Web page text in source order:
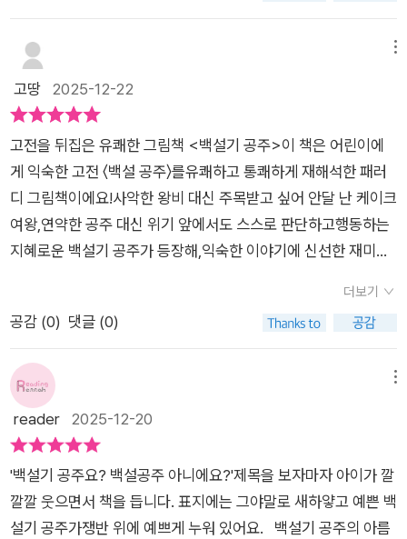
사라진 나라에서 백성들은 기뻐하고, 입성한 공주는 이웃나라들
(떡 나라, 과자 나라 등)과 함께 더 멋진 디저트 나라를 만들어 보
자고 제안하며 이 새로운 이야기는 끝을 맺는다.다 읽은 소감은,
부담없이 가벼운 패러디라는 것이다. 주제의식을 무겁게 부각시
키기 보다는 경쾌한 느낌을 선택한 것 같다. 디저트 나라라는 배
경도 그런 느낌이다. 그림이나 색감도 아이들이 좋아할 것 같다.
부모나 형제, 또는 친구와 함께 그림을 구석구석 보면서 읽으면
마치 커다란 알사탕처럼 흡족한 즐거움을 주는 책이 될 것 같다.
먹고 싶은 것이 자꾸 생기는 단점은 좀 있겠지만....^^근데 난 디
백설기. 그와 더불어 공주가 변신한 바로 그 ○○○떡. 제일 싫어
한다.ㅋㅋㅋ 하지만 떡으로 만들 수 있는 최상의 캐릭터였다고 생
각한다.^^
인물들이 어려움을 헤쳐 나간다. 공주가 나오는 옛날 동화들은 왕
자가 괴물을 물리치고 공주를 구하며 마지막엔 ‘둘은 오랫동안 행
복하게 살았습니다’라고 끝난다. 하지만 우리는 안다. 요즘 공주
는 옛날 공주와 삶의 방식으로 행복하게 살 수 없다는 것을! 그리
라 결국 녹을 수밖에 없는 것이다. 백설기 공주는 케이크 여왕이
준 체리 때문에 얼굴이 붉게 얼룩져도, 슬픔에 빠져 포기하지 않
는다. 오히려 “얼굴이 중요한 게 아니야!”라고 소리친다. 이 얼마
나 단단한 내면의 힘인지, 절로 감탄사가 나온다. 욕심쟁이 케이
크 여왕이 사라진 나라의 백성들은 기뻐하고, 백설기 공주는 이웃
의 떡 나라, 과자 나라와 함께 더 멋진 나라를 만들어 보자고 이야
기한다. 사람은 누구나 다른 사람들에게 비치는 자기 모습이 궁
의 인상, 분위기, 카리스마 등이 다 포함될 것이다. 내가 ‘나’에 생
각하는 모습과 다른 사람이 ‘나’를 생각하는 모습이 같을 수 있을
까? 안타까운 것 내가 생각하는 ‘나’보다 다른 사람이 생각하는
‘나’를 더 많이 신경 쓰고 살아간다는 것이다. 그것도 비교까지 하
면서! 인간은 사회적 동물이라 다른 사람을 의식하지 않을 수 없
다. 그래도 다른 사람과 비교하지 않고 자신을 인정하며 자기 생
각을 펼치며 당당하게 사는 사람은 정말 멋있는 사람인 것이다.
고땅 2025-12-22
고전을 뒤집은 유쾌한 그림책 <백설기 공주>이 책은 어린이에
게 익숙한 고전 〈백설 공주〉를유쾌하고 통쾌하게 재해석한 패러
디 그림책이에요!사악한 왕비 대신 주목받고 싶어 안달 난 케이크
여왕,연약한 공주 대신 위기 앞에서도 스스로 판단하고행동하는
지혜로운 백설기 공주가 등장해,익숙한 이야기에 신선한 재미를
터들은 아이들의 시선을단번에 사로잡고요!이야기 전반에 유머
와 상상력이 가득해요.특히 백설기 공주는 시기와 질투,위협 속에
스로를 지켜 나가는데요!겉모습보다 중요한 가치와 내면의 힘을
자연스럽게 배울 수 있답니다.이 책은 단순히 재미있는 이야기에
서 그치지 않죠!✔ 시기와 질투를 어떻게 받아들여야 하는지✔ 위
해요!웃음, 상상력, 그리고 단단한 마음까지함께 전해 주는 <백
설기 공주> 꼭 읽어보세요!
더보기
공감 (0) 댓글 (0)
reader 2025-12-20
'백설기 공주요? 백설공주 아니에요?'제목을 보자마자 아이가 깔
깔깔 웃으면서 책을 듭니다. 표지에는 그야말로 새하얗고 예쁜 백
설기 공주가쟁반 위에 예쁘게 누워 있어요. 백설기 공주의 아름